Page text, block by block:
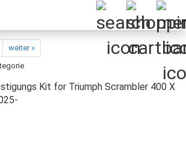
weiter »
Kit for Triumph Scrambler 400 X